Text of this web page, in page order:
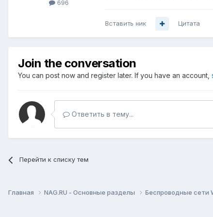
696
Вставить ник Цитата
Join the conversation
You can post now and register later. If you have an account,
Ответить в тему...
Перейти к списку тем
Главная NAG.RU - Основные разделы Беспроводные сети